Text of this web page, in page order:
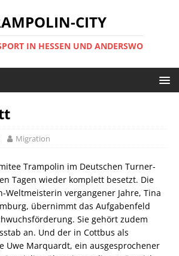
CITY
IN HESSEN UND ANDERSWO
Migration
Trampolin im Deutschen Turner-
Tagen wieder komplett besetzt. Die
Weltmeisterin vergangener Jahre, Tina
übernimmt das Aufgabenfeld
Sie gehört zudem
an. Und der in Cottbus als
Uwe Marquardt, ein ausgesprochener